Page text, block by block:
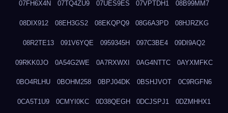
07FH6X4N 07TQ4ZU9 07UES9ES 07VPTDH1 08B99MM7
08DIX912 08EH3GS2 08EKQPQ9 08G6A3PD 08HJRZKG
08R2TE13 091V6YQE 0959345H 097C3BE4 09DI9AQ2
09RKK0JO 0A54G2WE 0A7RXWXI 0AG4NTTC 0AYXMFKC
0BO4RLHU 0BOHM258 0BPJ04DK 0BSHJVOT 0C9RGFN6
0CA5T1U9 0CMYI0KC 0D38QEGH 0DCJSPJ1 0DZMHHX1